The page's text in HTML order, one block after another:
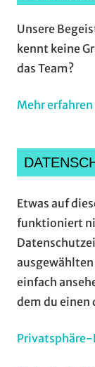
Unsere
kennt keine
das Team?
Mehr
Etwas auf
funktioniert
einfach
dem du einen